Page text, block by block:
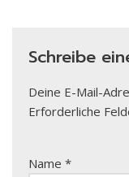
Schreibe
Deine E-Mail-
Erforderliche
Name *